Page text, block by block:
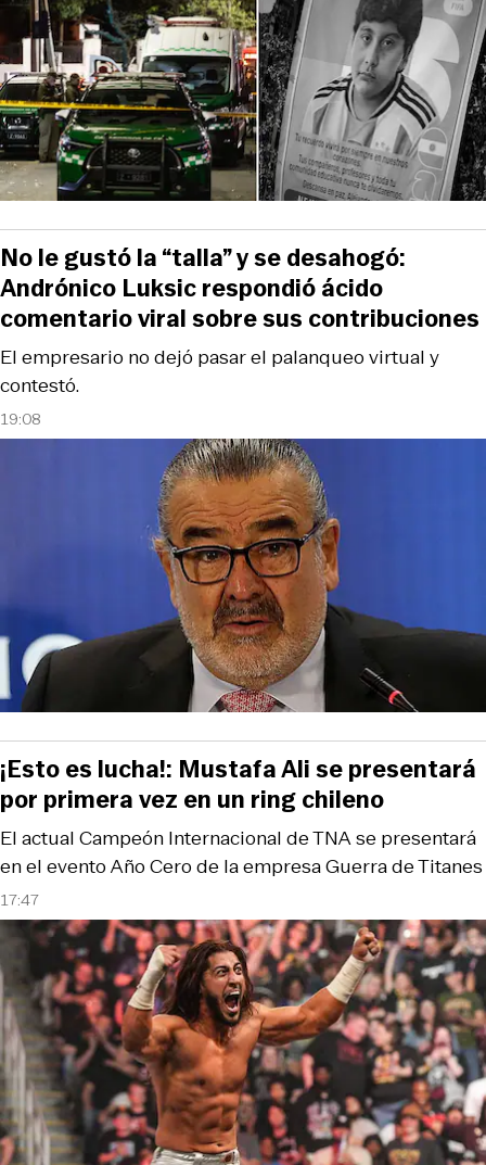
19:08
El empresario no dejó pasar el palanqueo virtual y
contestó.
No le gustó la “talla” y se desahogó:
Andrónico Luksic respondió ácido
comentario viral sobre sus contribuciones
17:47
El actual Campeón Internacional de TNA se presentará
en el evento Año Cero de la empresa Guerra de Titanes
¡Esto es lucha!: Mustafa Ali se presentará
por primera vez en un ring chileno